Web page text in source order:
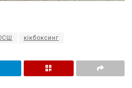
кікбоксинг